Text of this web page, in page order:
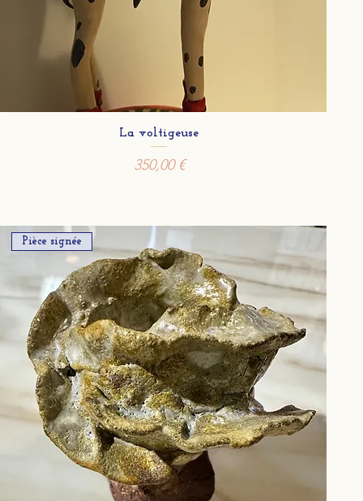
La voltigeuse
Prix
350,00 €
Pièce signée